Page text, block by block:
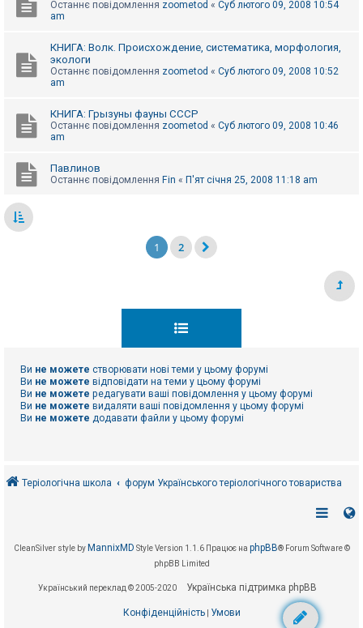
Останнє повідомлення zoometod « Суб лютого 09, 2008 10:54
am
КНИГА: Волк. Происхождение, систематика, морфология,
экологи
Останнє повідомлення zoometod « Суб лютого 09, 2008 10:52
am
КНИГА: Грызуны фауны СССР
Останнє повідомлення zoometod « Суб лютого 09, 2008 10:46
am
Павлинов
Останнє повідомлення Fin « П'ят січня 25, 2008 11:18 am
1 2
Ви не можете створювати нові теми у цьому форумі
Ви не можете відповідати на теми у цьому форумі
Ви не можете редагувати ваші повідомлення у цьому форумі
Ви не можете видаляти ваші повідомлення у цьому форумі
Ви не можете додавати файли у цьому форумі
Теріологічна школа форум Українського теріологічного товариства
CleanSilver style by MannixMD Style Version 1.1.6 Працює на phpBB® Forum Software ©
phpBB Limited
Український переклад © 2005-2020 Українська підтримка phpBB
Конфіденційність| Умови